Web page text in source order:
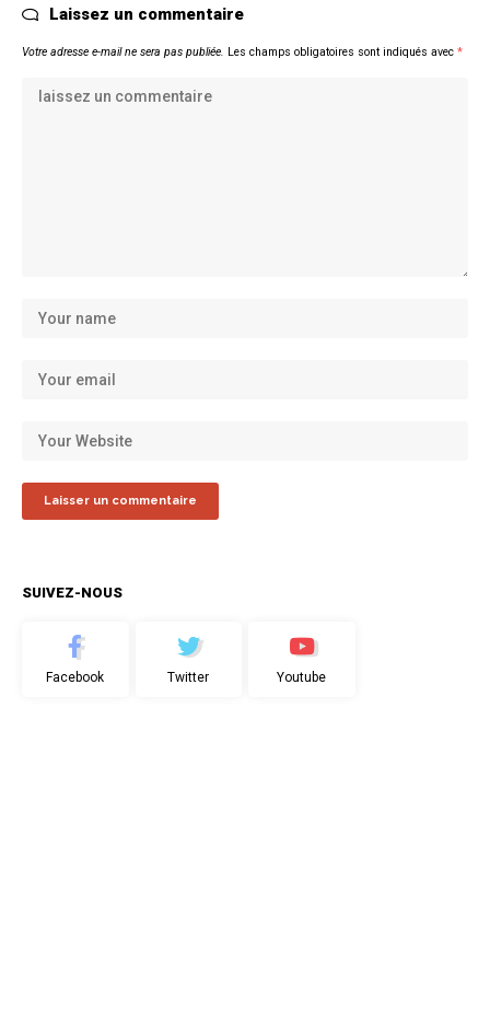
Laissez un commentaire
Votre adresse e-mail ne sera pas publiée. Les champs obligatoires sont indiqués avec *
SUIVEZ-NOUS
Facebook Twitter Youtube